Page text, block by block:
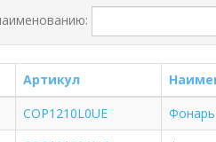
Артикул
COP1210L0UE
Фонарь